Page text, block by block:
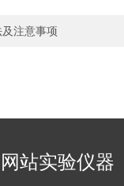
注意事项
站实验仪器